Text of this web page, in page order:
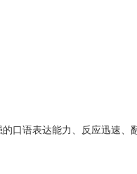
口语表达能力、反应迅速